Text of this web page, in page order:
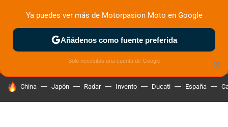
MENÚ NUEVO
ZONA DE PRUEBAS DEPORTIVAS MOTOS ELÉCTRICAS
HOY SE HABLA DE
China Japón Radar Invento Ducati España
×
Ya puedes ver más de Motorpasion Moto en Google
Añádenos como fuente preferida
Solo necesitas una cuenta de Google